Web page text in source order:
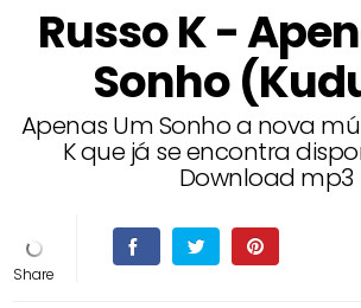
Russo K -
Sonho
Apenas Um Sonho a nova
K que já se encontra
Download mp3